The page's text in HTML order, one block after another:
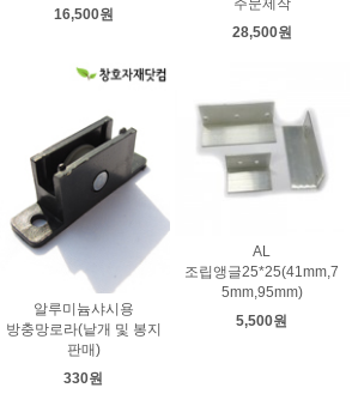
16,500원
28,500원
알루미늄샤시용
방충망로라(낱개 및 봉지
판매)
330원
AL
조립앵글25*25(41mm,7
5mm,95mm)
5,500원